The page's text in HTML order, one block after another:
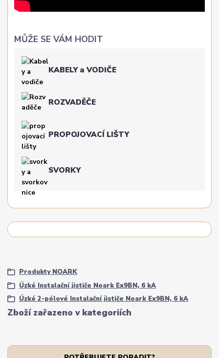
MŮŽE SE VÁM HODIT
KABELY a VODIČE
ROZVADĚČE
PROPOJOVACÍ LIŠTY
SVORKY
Zboží zařazeno v kategoriích
Produkty NOARK
Úzké Instalační jističe Noark Ex9BN, 6 kA
Úzké 2-pólové Instalační jističe Noark Ex9BN, 6 kA